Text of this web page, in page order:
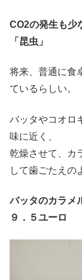
CO2の発生も少
「昆虫」
将来、普通に食
ているらしい。
バッタやコオロ
味に近く、
乾燥させて、カ
して歯ごたえの
バッタのカラメ
９．５ユーロ